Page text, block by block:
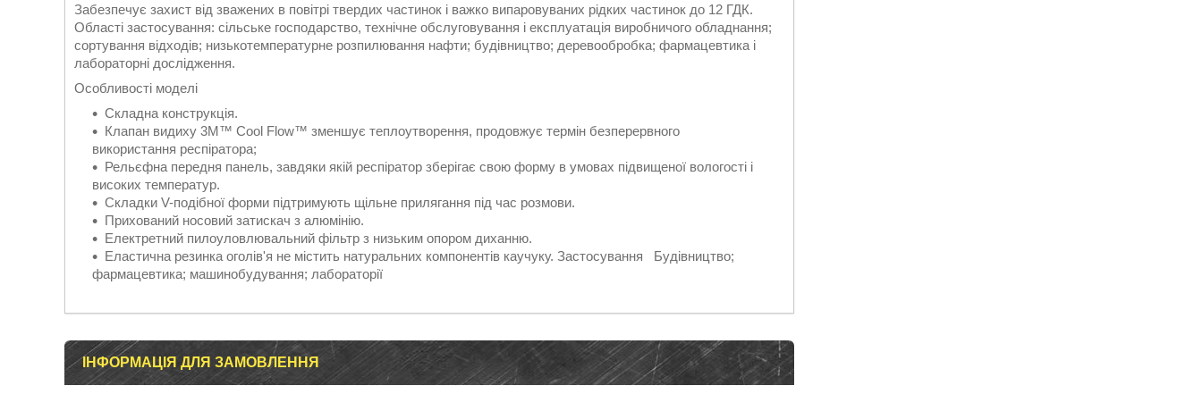
Забезпечує захист від зважених в повітрі твердих частинок і важко випаровуваних рідких частинок до 12 ГДК.
Області застосування: сільське господарство, технічне обслуговування і експлуатація виробничого обладнання;
сортування відходів; низькотемпературне розпилювання нафти; будівництво; деревообробка; фармацевтика і
лабораторні дослідження.
Особливості моделі
Складна конструкція.
Клапан видиху 3М™ Cool Flow™ зменшує теплоутворення, продовжує термін безперервного
використання респіратора;
Рельєфна передня панель, завдяки якій респіратор зберігає свою форму в умовах підвищеної вологості і
високих температур.
Складки V-подібної форми підтримують щільне прилягання під час розмови.
Прихований носовий затискач з алюмінію.
Електретний пилоуловлювальний фільтр з низьким опором диханню.
Еластична резинка оголів'я не містить натуральних компонентів каучуку. Застосування Будівництво;
фармацевтика; машинобудування; лабораторії
ІНФОРМАЦІЯ ДЛЯ ЗАМОВЛЕННЯ